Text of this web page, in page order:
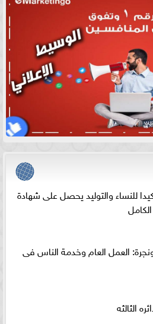
للنساء والتوليد يحصل على شهادة
العمل العام وخدمة الناس فى
الثالثه